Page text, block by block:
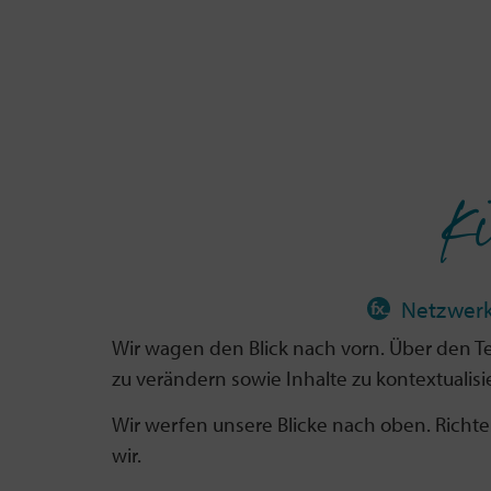
Wir wagen den Blick nach vorn. Über den
zu verändern sowie Inhalte zu
Wir werfen unsere Blicke nach oben.
wir.